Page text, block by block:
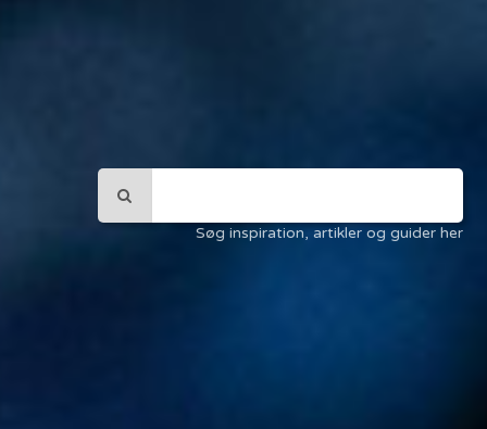
Søg inspiration, artikler og guider her